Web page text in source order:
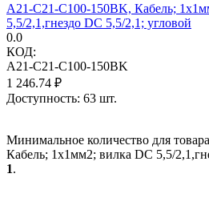
A21-C21-C100-150BK, Кабель;
5,5/2,1,гнездо DC 5,5/2,1; угловой
0.0
КОД:
A21-C21-C100-150BK
1 246.74 ₽
Доступность: 63 шт.
Минимальное количество для
Кабель; 1x1мм2; вилка DC 5,5/
1.